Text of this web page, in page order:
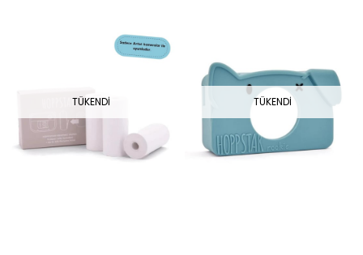
TÜKENDI TÜKENDI